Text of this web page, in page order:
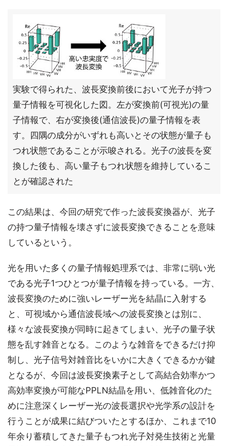
実験で得られた、波長変換前後において光子が持つ
量子情報を可視化した図。左が変換前(可視光)の量
子情報で、右が変換後(通信波長)の量子情報を表
す。四隅の成分がいずれも高いとその状態が量子も
つれ状態であることが示唆される。光子の波長を変
換した後も、高い量子もつれ状態を維持しているこ
とが確認された
この結果は、今回の研究で作った波長変換器が、光子
の持つ量子情報を壊さずに波長変換できることを意味
しているという。
光を用いた多くの量子情報処理系では、非常に弱い光
である光子1つひとつが量子情報を持っている。一方、
波長変換のために強いレーザー光を結晶に入射する
と、可視域から通信波長域への波長変換とは別に、
様々な波長変換が同時に起きてしまい、光子の量子状
態を乱す雑音となる。このような雑音をできるだけ抑
制し、光子信号対雑音比をいかに大きくできるかが鍵
となるが、今回は波長変換素子として高結合効率かつ
高効率変換が可能なPPLN結晶を用い、低雑音化のた
めに注意深くレーザー光の波長選択や光学系の設計を
行うことが成果に結びついたとするほか、これまで10
年余り蓄積してきた量子もつれ光子対発生技術と光量